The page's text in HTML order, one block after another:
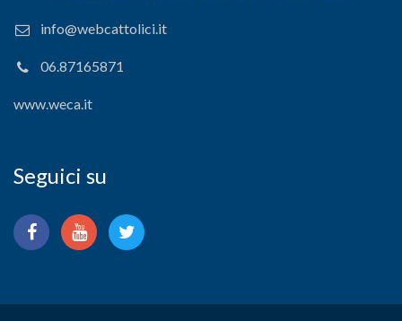
info@webcattolici.it
06.87165871
www.weca.it
Seguici su